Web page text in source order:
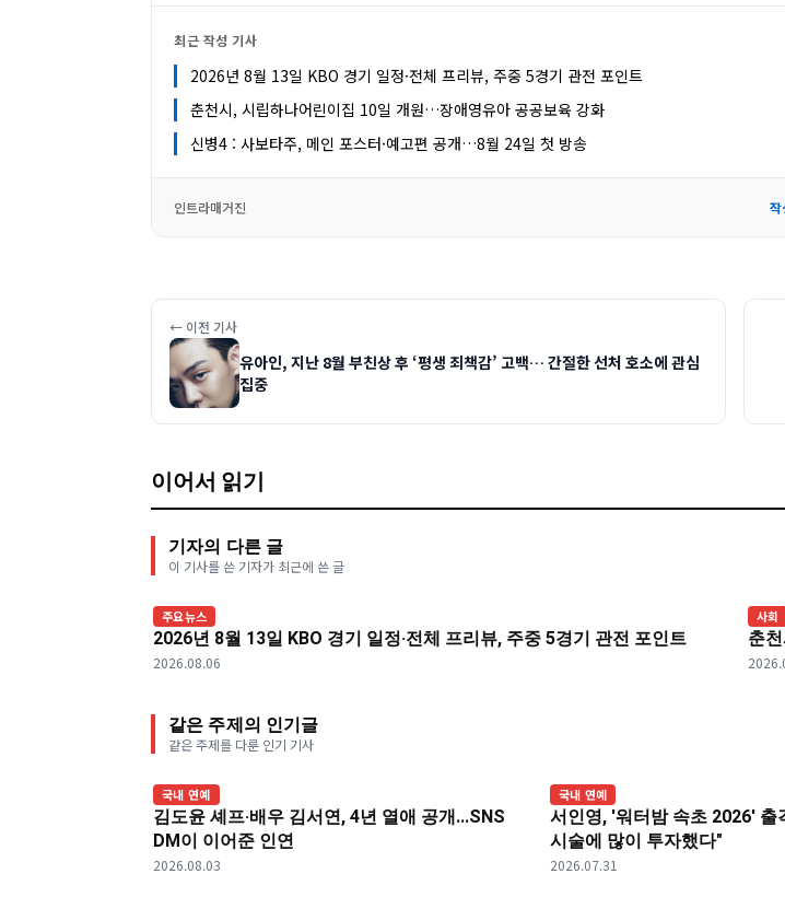
최근 작성 기사
2026년 8월 13일 KBO 경기 일정·전체 프리뷰, 주중 5경기 관전 포인트
춘천시, 시립하나어린이집 10일 개원…장애영유아 공공보육 강화
신병4 : 사보타주, 메인 포스터·예고편 공개…8월 24일 첫 방송
인트라매거진
← 이전 기사
유아인, 지난 8월 부친상 후 ‘평생 죄책감’ 고백… 간절한 선처 호소에 관심
집중
이어서 읽기
기자의 다른 글
이 기사를 쓴 기자가 최근에 쓴 글
주요뉴스
2026년 8월 13일 KBO 경기 일정·전체 프리뷰, 주중 5경기 관전 포인트
2026.08.06
사회
춘
같은 주제의 인기글
같은 주제를 다룬 인기 기사
국내 연예
김도윤 셰프·배우 김서연, 4년 열애 공개...SNS
DM이 이어준 인연
2026.08.03
국내 연예
서인영, '워터밤 속초 2026' 출
시술에 많이 투자했다"
2026.07.31